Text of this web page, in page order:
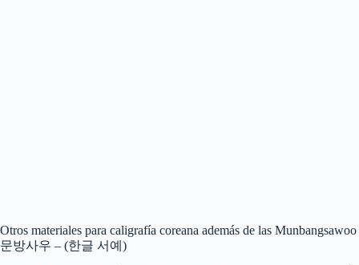
Otros materiales para caligrafía coreana además de las Munbangsawoo
문방사우 – (한글 서예)